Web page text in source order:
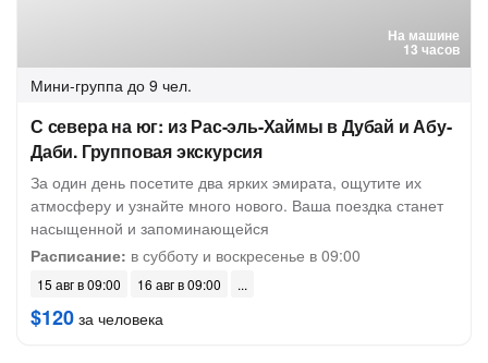
На машине
13 часов
Мини-группа до 9 чел.
С севера на юг: из Рас-эль-Хаймы в Дубай и Абу-
Даби. Групповая экскурсия
За один день посетите два ярких эмирата, ощутите их
атмосферу и узнайте много нового. Ваша поездка станет
насыщенной и запоминающейся
Расписание: в субботу и воскресенье в 09:00
15 авг в 09:00 16 авг в 09:00
$120 за человека